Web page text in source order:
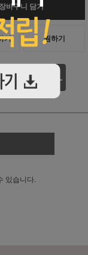
장바구니 담기
기 찜하기
있습니다.